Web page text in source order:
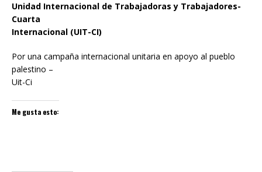
Unidad Internacional de Trabajadoras y Trabajadores-
Cuarta
Internacional (UIT-CI)
Por una campaña internacional unitaria en apoyo al pueblo
palestino –
Uit-Ci
Me gusta esto: